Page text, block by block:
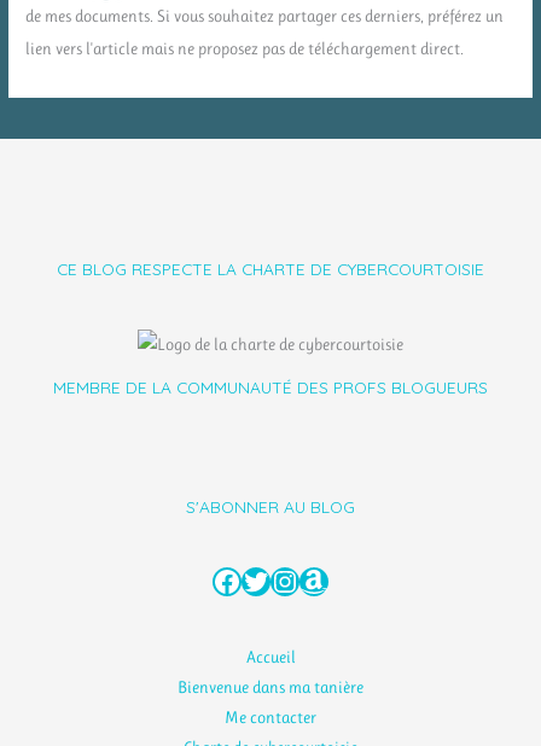
de mes documents. Si vous souhaitez partager ces derniers, préférez un
lien vers l'article mais ne proposez pas de téléchargement direct.
CE BLOG RESPECTE LA CHARTE DE CYBERCOURTOISIE
MEMBRE DE LA COMMUNAUTÉ DES PROFS BLOGUEURS
S'ABONNER AU BLOG
Facebook
Twitter
Instagram
Amazon
Accueil
Bienvenue dans ma tanière
Me contacter